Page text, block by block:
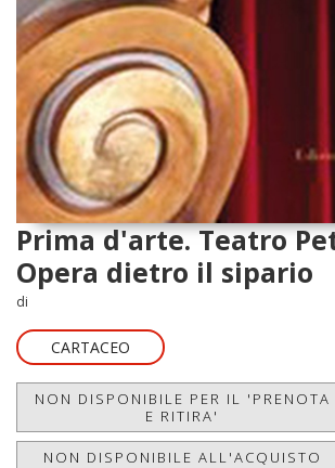
Prima d'arte. Teatro
Opera dietro il sipario
di
CARTACEO
NON DISPONIBILE PER IL 'PRENOTA
E RITIRA'
NON DISPONIBILE ALL'ACQUISTO